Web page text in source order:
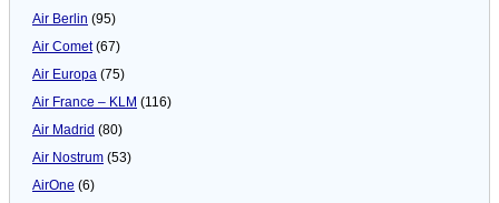
Air Berlin (95)
Air Comet(67)
Air Europa (75)
Air France – KLM (116)
Air Madrid (80)
Air Nostrum (53)
AirOne (6)